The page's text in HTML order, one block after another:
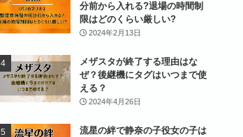
分前から入れる?退場の時間制
限はどのくらい厳しい?
2024年2月13日
メザスタが終了する理由はな
ぜ？後継機にタグはいつまで使
える？
2024年4月26日
流星の絆で静奈の子役女の子は